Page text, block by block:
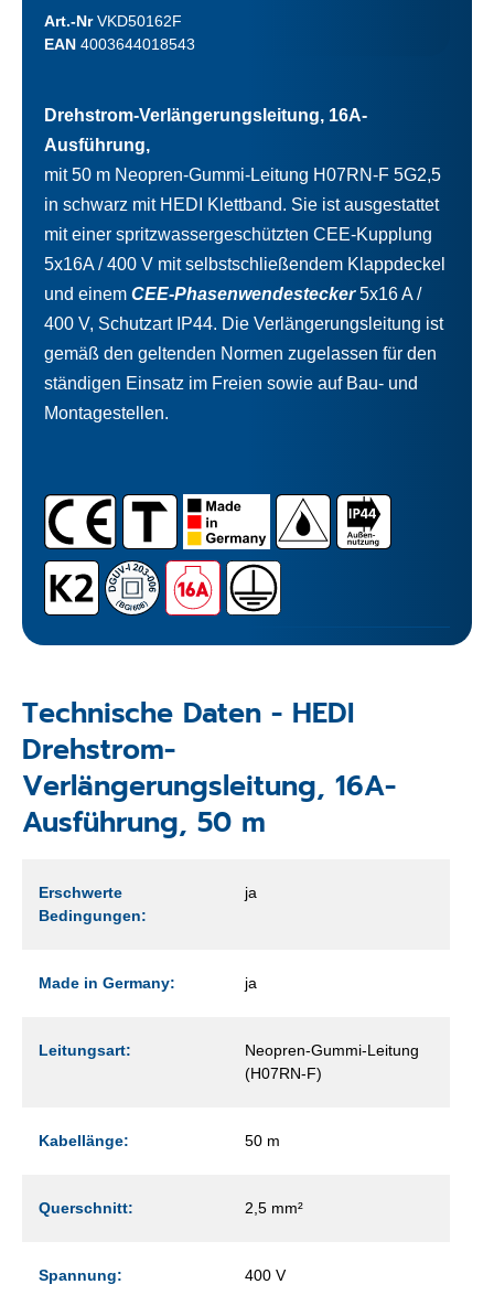
Art.-NrVKD50162F
EAN 4003644018543
Drehstrom-Verlängerungsleitung, 16A-
Ausführung,
mit 50 m Neopren-Gummi-Leitung H07RN-F 5G2,5
in schwarz mit HEDI Klettband. Sie ist ausgestattet
mit einer spritzwassergeschützten CEE-Kupplung
5x16A / 400 V mit selbstschließendem Klappdeckel
und einem CEE-Phasenwendestecker5x16 A /
400 V, Schutzart IP44. Die Verlängerungsleitung ist
gemäß den geltenden Normen zugelassen für den
ständigen Einsatz im Freien sowie auf Bau- und
Montagestellen.
Technische Daten - HEDI
Drehstrom-
Verlängerungsleitung, 16A-
Ausführung, 50 m
Erschwerte
Bedingungen:
ja
Made in Germany: ja
Leitungsart:
Neopren-Gummi-Leitung
(H07RN-F)
Kabellänge: 50 m
Querschnitt: 2,5 mm²
Spannung: 400 V